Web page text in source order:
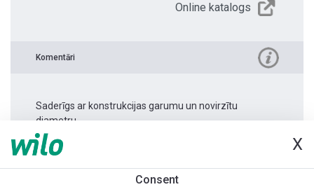
X
Consent
Online katalogs
Komentāri
Saderīgs ar konstrukcijas garumu un novirzītu
diametru.
Replacement pump shall be equipped with automation
accessory Connect module BMS.